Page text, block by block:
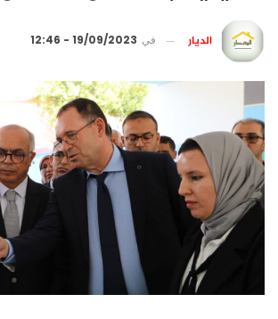
الديار في 19/09/2023 - 12:46